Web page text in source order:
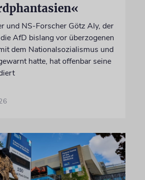
und NS-Forscher Götz Aly, der
AfD bislang vor überzogenen
dem Nationalsozialismus und
hatte, hat offenbar seine